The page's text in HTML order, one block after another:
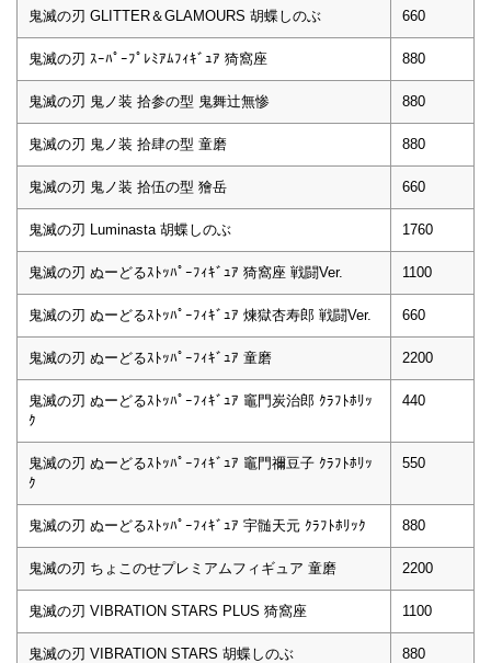
鬼滅の刃 GLITTER＆GLAMOURS 胡蝶しのぶ 660
鬼滅の刃 ｽｰﾊﾟｰﾌﾟﾚﾐｱﾑﾌｨｷﾞｭｱ 猗窩座 880
鬼滅の刃 鬼ノ装 拾参の型 鬼舞辻無惨 880
鬼滅の刃 鬼ノ装 拾肆の型 童磨 880
鬼滅の刃 鬼ノ装 拾伍の型 獪岳 660
鬼滅の刃 Luminasta 胡蝶しのぶ 1760
鬼滅の刃 ぬーどるｽﾄｯﾊﾟｰﾌｨｷﾞｭｱ 猗窩座 戦闘Ver. 1100
鬼滅の刃 ぬーどるｽﾄｯﾊﾟｰﾌｨｷﾞｭｱ 煉獄杏寿郎 戦闘Ver. 660
鬼滅の刃 ぬーどるｽﾄｯﾊﾟｰﾌｨｷﾞｭｱ 童磨 2200
鬼滅の刃 ぬーどるｽﾄｯﾊﾟｰﾌｨｷﾞｭｱ 竈門炭治郎 ｸﾗﾌﾄﾎﾘｯ
ｸ
440
鬼滅の刃 ぬーどるｽﾄｯﾊﾟｰﾌｨｷﾞｭｱ 竈門禰豆子 ｸﾗﾌﾄﾎﾘｯ
ｸ
550
鬼滅の刃 ぬーどるｽﾄｯﾊﾟｰﾌｨｷﾞｭｱ 宇髄天元 ｸﾗﾌﾄﾎﾘｯｸ 880
鬼滅の刃 ちょこのせプレミアムフィギュア 童磨 2200
鬼滅の刃 VIBRATION STARS PLUS 猗窩座 1100
鬼滅の刃 VIBRATION STARS 胡蝶しのぶ 880